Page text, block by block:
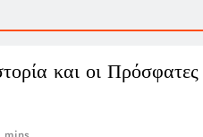
και οι Πρόσφατες